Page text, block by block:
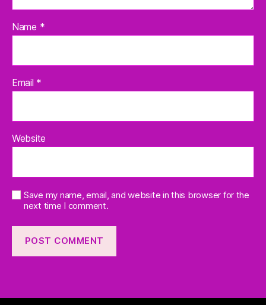
Name *
Email *
Website
Save my name, email, and website in this browser for the
next time I comment.